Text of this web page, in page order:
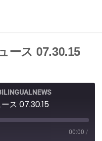
ース 07.30.15
ス 07.30.15
00:00 /